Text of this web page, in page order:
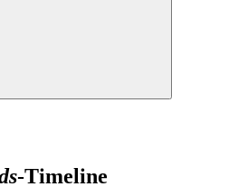
Suchen
-Timeline